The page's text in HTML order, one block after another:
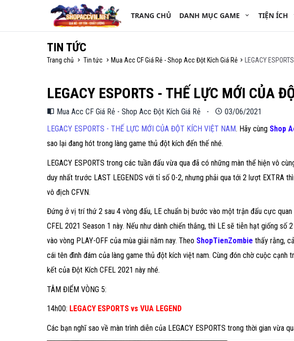
TRANG CHỦ DANH MỤC GAME TIỆN ÍCH
TIN TỨC
Trang chủ Tin tức Mua Acc CF Giá Rẻ - Shop Acc Đột Kích Giá Rẻ LEGACY
LEGACY ESPORTS - THẾ LỰC MỚI CỦA
Mua Acc CF Giá Rẻ - Shop Acc Đột Kích Giá Rẻ -
03/06/2021
LEGACY ESPORTS - THẾ LỰC MỚI CỦA ĐỘT KÍCH VIỆT NAM. Hãy cùng Shop
sao lại đang hót trong làng game thủ đột kích đến thế nhé.
LEGACY ESPORTS trong các tuần đấu vừa qua đã có những màn thể hiện vô
duy nhất trước LAST LEGENDS với tỉ số 0-2, nhưng phải qua tới 2 lượt EXTRA
vô địch CFVN.
Đứng ở vị trí thứ 2 sau 4 vòng đấu, LE chuẩn bị bước vào một trận đấu cực
CFEL 2021 Season 1 này. Nếu như dành chiến thắng, thì LE sẽ tiễn hạt giống
vào vòng PLAY-OFF của mùa giải năm nay. Theo ShopTienZombie thấy rằng,
cái tên đình đám của làng game thủ đột kích việt nam. Cùng đón chờ cuộc
kết của Đột Kích CFEL 2021 này nhé.
TÂM ĐIỂM VÒNG 5:
14h00: LEGACY ESPORTS vs VUA LEGEND
Các bạn nghĩ sao về màn trình diễn của LEGACY ESPORTS trong thời gian vừa